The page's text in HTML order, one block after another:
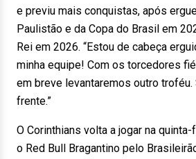
e previu mais conquistas, após
Paulistão e da Copa do Brasil em
Rei em 2026. “Estou de cabeça
minha equipe! Com os torcedores
em breve levantaremos outro
frente.”
O Corinthians volta a jogar na
o Red Bull Bragantino pelo